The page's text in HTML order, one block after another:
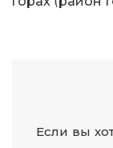
Если вы